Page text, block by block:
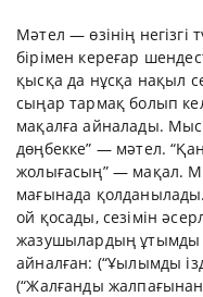
Мәтел — өзінің негізгі
бірімен кереғар
қысқа да нұсқа нақыл
сыңар тармақ болып
мақалға айналады.
дөңбекке” — мәтел.
жолығасың” — мақал.
мағынада
ой қосады, сезімін
жазушылардың ұтымды
айналған: (“Ұылымды
(“Жалғанды